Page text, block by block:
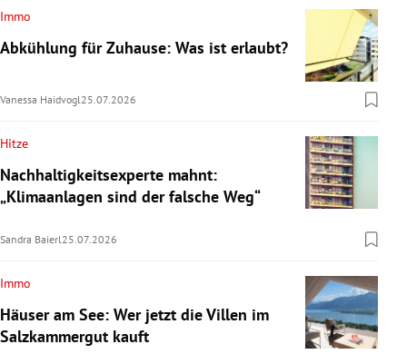
Immo
Abkühlung für Zuhause: Was ist erlaubt?
Vanessa Haidvogl25.07.2026
Hitze
Nachhaltigkeitsexperte mahnt:
„Klimaanlagen sind der falsche Weg“
Sandra Baierl25.07.2026
Immo
Häuser am See: Wer jetzt die Villen im
Salzkammergut kauft